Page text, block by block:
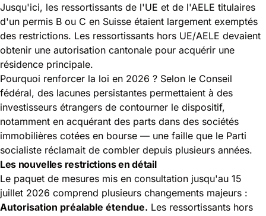
Jusqu'ici, les ressortissants de l'UE et de l'AELE titulaires
d'un permis B ou C en Suisse étaient largement exemptés
des restrictions. Les ressortissants hors UE/AELE devaient
obtenir une autorisation cantonale pour acquérir une
résidence principale.
Pourquoi renforcer la loi en 2026 ? Selon le Conseil
fédéral, des lacunes persistantes permettaient à des
investisseurs étrangers de contourner le dispositif,
notamment en acquérant des parts dans des sociétés
immobilières cotées en bourse — une faille que le Parti
socialiste réclamait de combler depuis plusieurs années.
Les nouvelles restrictions en détail
Le paquet de mesures mis en consultation jusqu'au 15
juillet 2026 comprend plusieurs changements majeurs :
Autorisation préalable étendue. Les ressortissants hors